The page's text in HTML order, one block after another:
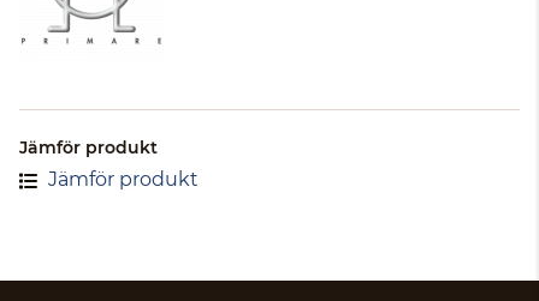
Jämför produkt
Jämför produkt